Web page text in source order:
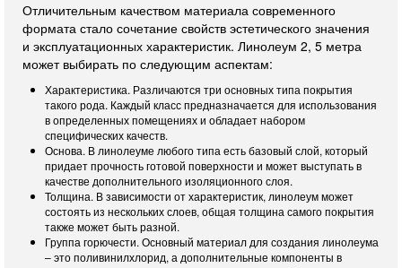
Отличительным качеством материала современного
формата стало сочетание свойств эстетического значения
и эксплуатационных характеристик. Линолеум 2, 5 метра
может выбирать по следующим аспектам:
Характеристика. Различаются три основных типа покрытия
такого рода. Каждый класс предназначается для использования
в определенных помещениях и обладает набором
специфических качеств.
Основа. В линолеуме любого типа есть базовый слой, который
придает прочность готовой поверхности и может выступать в
качестве дополнительного изоляционного слоя.
Толщина. В зависимости от характеристик, линолеум может
состоять из нескольких слоев, общая толщина самого покрытия
также может быть разной.
Группа горючести. Основный материал для создания линолеума
– это поливинилхлорид, а дополнительные компоненты в